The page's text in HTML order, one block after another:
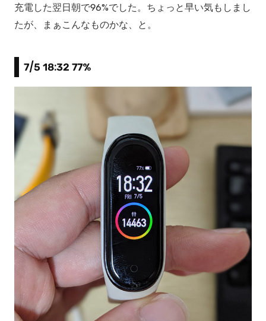
充電した翌日朝で96%でした。ちょっと早い気もしまし
たが、まぁこんなものかな、と。
7/5 18:32 77%